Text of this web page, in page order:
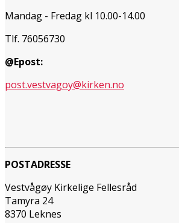
Mandag - Fredag kl 10.00-14.00
Tlf. 76056730
@Epost:
post.vestvagoy@kirken.no
POSTADRESSE
Vestvågøy Kirkelige Fellesråd
Tamyra 24
8370 Leknes